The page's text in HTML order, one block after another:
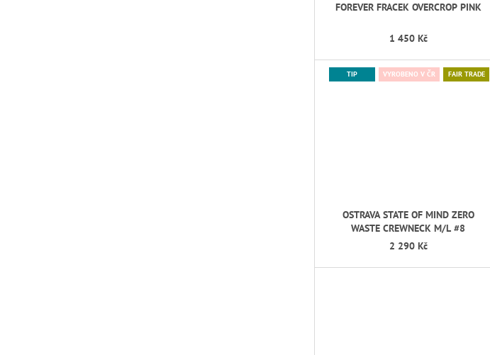
FOREVER FRACEK OVERCROP PINK
1 450 Kč
TIP VYROBENO V ČR FAIR TRADE
OSTRAVA STATE OF MIND ZERO
WASTE CREWNECK M/L #8
2 290 Kč